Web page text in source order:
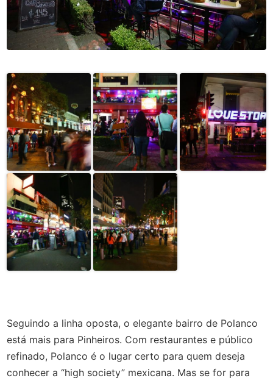
Seguindo a linha oposta, o elegante bairro de Polanco
está mais para Pinheiros. Com restaurantes e público
refinado, Polanco é o lugar certo para quem deseja
conhecer a “high society” mexicana. Mas se for para